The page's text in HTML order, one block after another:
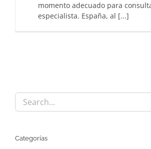
momento adecuado para
especialista. España, al [...]
Search
for:
Categorías